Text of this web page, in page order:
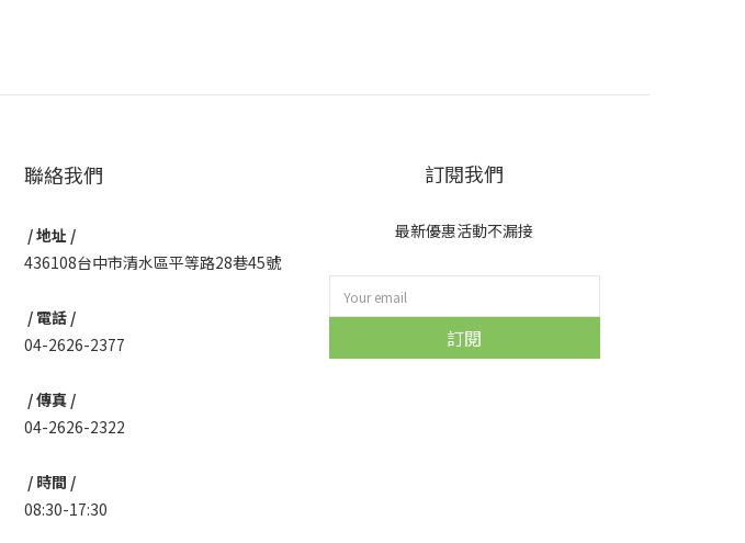
聯絡我們
/ 地址 /
436108台中市清水區平等路28巷45號
/ 電話 /
04-2626-2377
/ 傳真 /
04-2626-2322
/ 時間 /
08:30-17:30
訂閱我們
最新優惠活動不漏接
訂閱